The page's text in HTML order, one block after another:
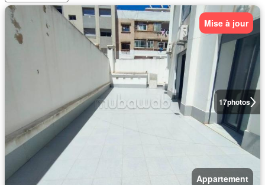
17photos
Mise à jour
Appartement